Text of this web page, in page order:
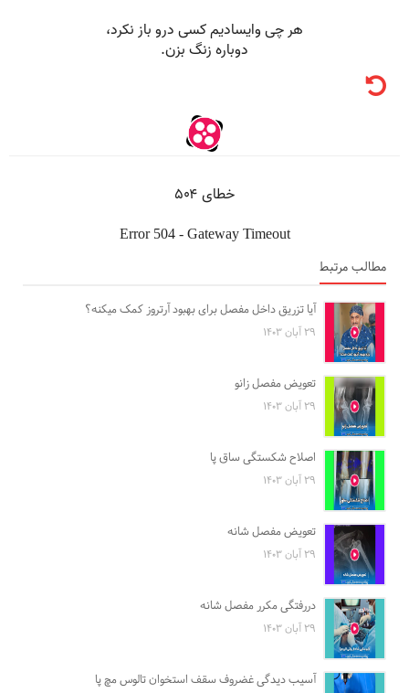
مطالب مرتبط
آیا تزریق داخل مفصل برای بهبود آرتروز کمک میکنه؟
۲۹ آبان ۱۴۰۳
تعویض مفصل زانو
۲۹ آبان ۱۴۰۳
اصلاح شکستگی ساق پا
۲۹ آبان ۱۴۰۳
تعویض مفصل شانه
۲۹ آبان ۱۴۰۳
دررفتگی مکرر مفصل شانه
۲۹ آبان ۱۴۰۳
آسیب دیدگی غضروف سقف استخوان تالوس مچ پا